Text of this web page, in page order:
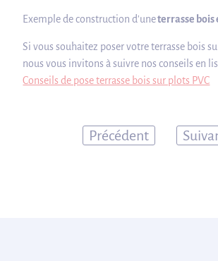
Exemple de construction d'uneterrasse
Si vous souhaitez poser votre terrasse bois
nous vous invitons à suivre nos conseils en
Conseils de pose terrasse bois sur plots PVC
Précédent